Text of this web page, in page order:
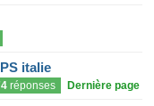
italie
réponses Dernière page